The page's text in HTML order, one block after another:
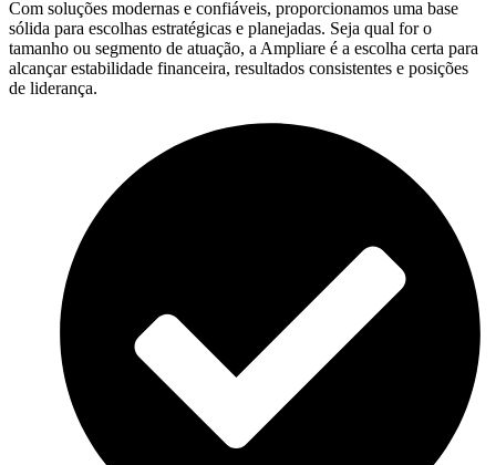
Com soluções modernas e confiáveis, proporcionamos uma base
sólida para escolhas estratégicas e planejadas. Seja qual for o
tamanho ou segmento de atuação, a Ampliare é a escolha certa para
alcançar estabilidade financeira, resultados consistentes e posições
de liderança.